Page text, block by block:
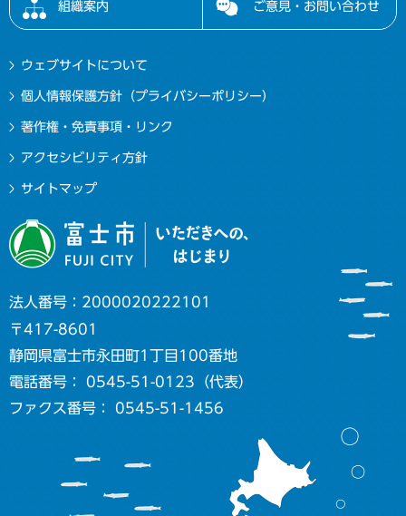
組織案内 ご意見・お問い合わせ
ウェブサイトについて
個人情報保護方針（プライバシーポリシー）
著作権・免責事項・リンク
アクセシビリティ方針
サイトマップ
法人番号：2000020222101
〒417-8601
静岡県富士市永田町1丁目100番地
電話番号： 0545-51-0123（代表）
ファクス番号： 0545-51-1456